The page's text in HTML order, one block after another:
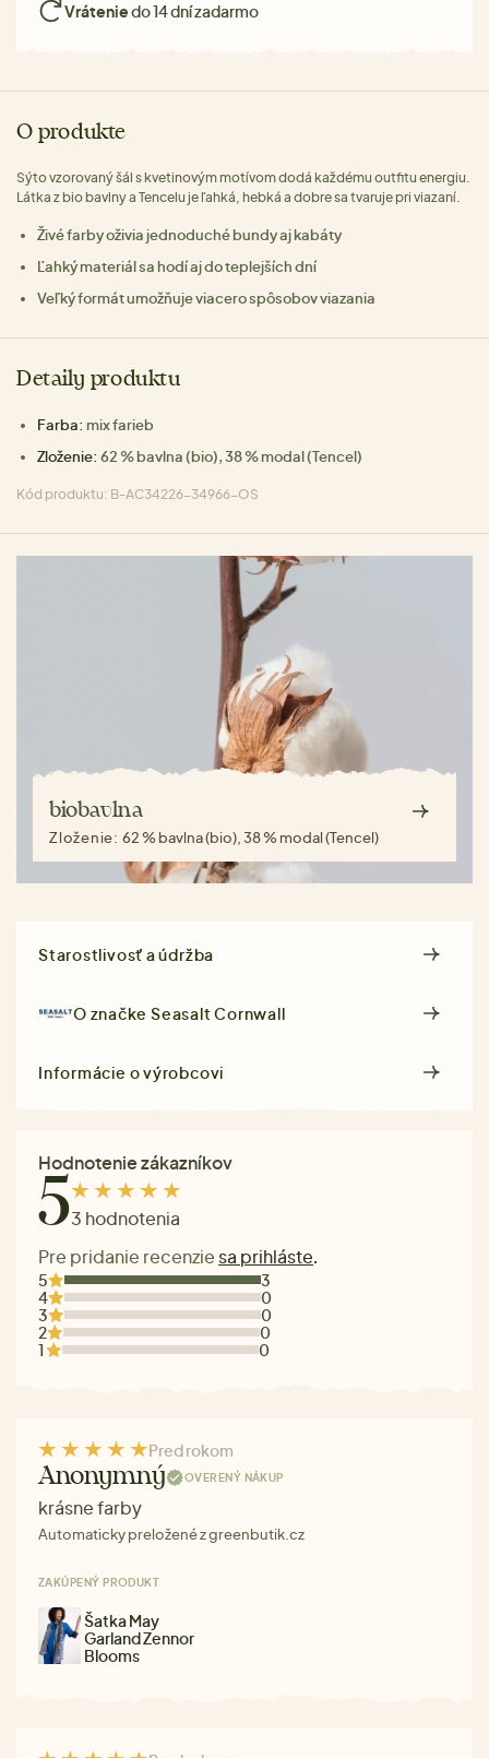
Vráteniedo 14 dní zadarmo
O produkte
Sýto vzorovaný šál s kvetinovým motívom dodá každému outfitu energiu.
Látka z bio bavlny a Tencelu je ľahká, hebká a dobre sa tvaruje pri viazaní.
Živé farby oživia jednoduché bundy aj kabáty
Ľahký materiál sa hodí aj do teplejších dní
Veľký formát umožňuje viacero spôsobov viazania
Detaily produktu
Farba: mix farieb
Zloženie: 62 % bavlna (bio), 38 % modal (Tencel)
Kód produktu: B-AC34226-34966-OS
biobavlna
Zloženie: 62 % bavlna (bio), 38 % modal (Tencel)
Starostlivosť a údržba
O značkeSeasalt Cornwall
Informácie o výrobcovi
Hodnotenie zákazníkov
53 hodnotenia
Pre pridanie recenzie sa prihláste.
5
3
4
0
3
0
2
0
1
0
Pred rokom
Anonymný OVERENÝ NÁKUP
krásne farby
Automaticky preložené z greenbutik.cz
ZAKÚPENÝ PRODUKT
Šatka May
Garland Zennor
Blooms